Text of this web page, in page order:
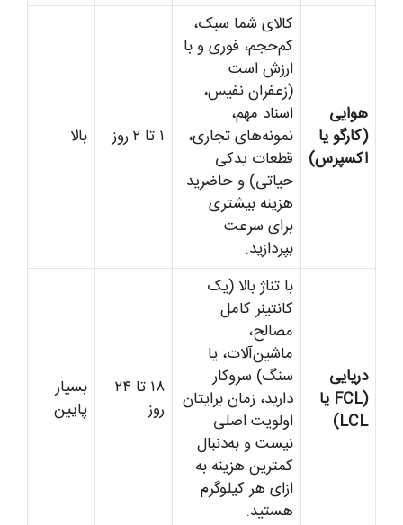
هوایی
(کارگو یا
اکسپرس)
کالای شما سبک،
کم‌حجم، فوری و با
ارزش است
(زعفران نفیس،
اسناد مهم،
نمونه‌های تجاری،
قطعات یدکی
حیاتی) و حاضرید
هزینه بیشتری
برای سرعت
بپردازید.
۱ تا ۲ روز بالا
دریایی
(FCL یا
LCL)
با تناژ بالا (یک
کانتینر کامل
مصالح،
ماشین‌آلات، یا
سنگ) سروکار
دارید، زمان برایتان
اولویت اصلی
نیست و به‌دنبال
کمترین هزینه به
ازای هر کیلوگرم
هستید.
۱۸ تا ۲۴
روز
بسیار
پایین